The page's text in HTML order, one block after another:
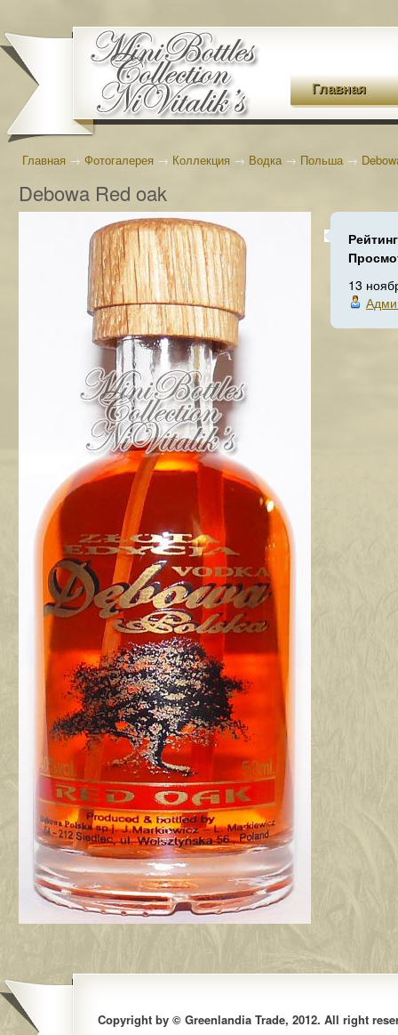
Главная
Главная → Фотогалерея → Коллекция → Водка→ Польша→
Debowa Red oak
13
Copyright by © Greenlandia Trade, 2012. All right